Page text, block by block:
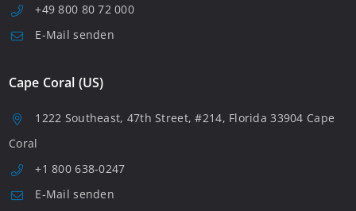
+49 800 80 72 000
E-Mail senden
Cape Coral (US)
1222 Southeast, 47th Street, #214, Florida 33904 Cape
Coral
+1 800 638-0247
E-Mail senden